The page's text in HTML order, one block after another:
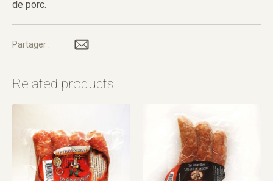
de porc.
Partager :
Related products